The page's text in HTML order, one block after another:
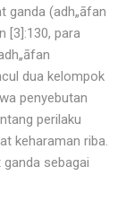
ganda (adh„āfan
[3]:130, para
dua kelompok
penyebutan
perilaku
keharaman riba.
sebagai